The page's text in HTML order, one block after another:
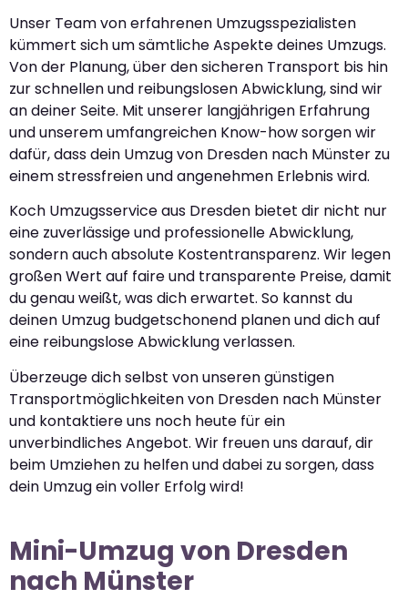
Unser Team von erfahrenen Umzugsspezialisten
kümmert sich um sämtliche Aspekte deines Umzugs.
Von der Planung, über den sicheren Transport bis hin
zur schnellen und reibungslosen Abwicklung, sind wir
an deiner Seite. Mit unserer langjährigen Erfahrung
und unserem umfangreichen Know-how sorgen wir
dafür, dass dein Umzug von Dresden nach Münster zu
einem stressfreien und angenehmen Erlebnis wird.
Koch Umzugsservice aus Dresden bietet dir nicht nur
eine zuverlässige und professionelle Abwicklung,
sondern auch absolute Kostentransparenz. Wir legen
großen Wert auf faire und transparente Preise, damit
du genau weißt, was dich erwartet. So kannst du
deinen Umzug budgetschonend planen und dich auf
eine reibungslose Abwicklung verlassen.
Überzeuge dich selbst von unseren günstigen
Transportmöglichkeiten von Dresden nach Münster
und kontaktiere uns noch heute für ein
unverbindliches Angebot. Wir freuen uns darauf, dir
beim Umziehen zu helfen und dabei zu sorgen, dass
dein Umzug ein voller Erfolg wird!
Mini-Umzug von Dresden
nach Münster